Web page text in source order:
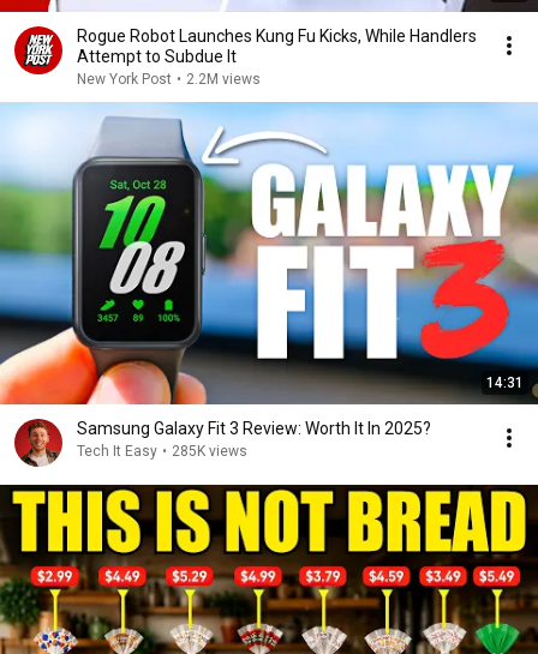
Rogue Robot Launches Kung Fu Kicks, While Handlers
Attempt to Subdue It
New York Post • 2.2M views
14:31
Samsung Galaxy Fit 3 Review: Worth It In 2025?
Tech It Easy • 285K views